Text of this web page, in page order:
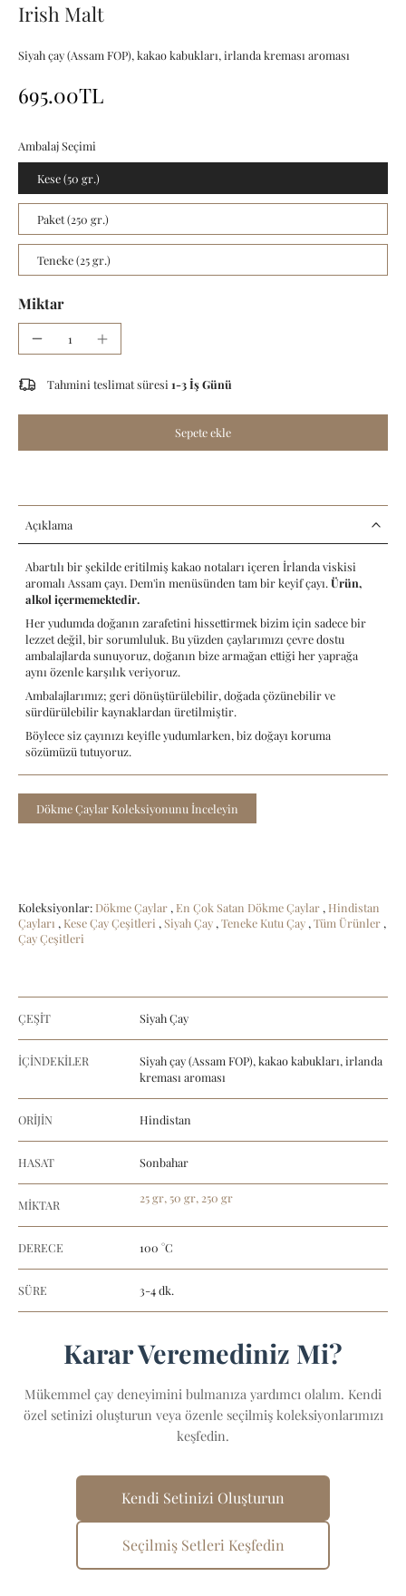
Irish Malt
Siyah çay (Assam FOP), kakao kabukları, irlanda kreması aroması
695.00TL
Ambalaj Seçimi
Kese (50 gr.)
Paket (250 gr.)
Teneke (25 gr.)
Miktar
Tahmini teslimat süresi 1-3 İş Günü
Sepete ekle
Açıklama
Abartılı bir şekilde eritilmiş kakao notaları içeren İrlanda viskisi
aromalı Assam çayı. Dem'in menüsünden tam bir keyif çayı. Ürün,
alkol içermemektedir.
Her yudumda doğanın zarafetini hissettirmek bizim için sadece bir
lezzet değil, bir sorumluluk. Bu yüzden çaylarımızı çevre dostu
ambalajlarda sunuyoruz, doğanın bize armağan ettiği her yaprağa
aynı özenle karşılık veriyoruz.
Ambalajlarımız; geri dönüştürülebilir, doğada çözünebilir ve
sürdürülebilir kaynaklardan üretilmiştir.
Böylece siz çayınızı keyifle yudumlarken, biz doğayı koruma
sözümüzü tutuyoruz.
Dökme Çaylar Koleksiyonunu İnceleyin
Koleksiyonlar: Dökme Çaylar , En Çok Satan Dökme Çaylar , Hindistan
Çayları , Kese Çay Çeşitleri , Siyah Çay , Teneke Kutu Çay , Tüm Ürünler ,
Çay Çeşitleri
ÇEŞİT Siyah Çay
İÇİNDEKİLER
Siyah çay (Assam FOP), kakao kabukları, irlanda
kreması aroması
ORİJİN Hindistan
HASAT Sonbahar
MİKTAR 25 gr, 50 gr, 250 gr
DERECE 100 °C
SÜRE 3-4 dk.
Karar Veremediniz Mi?
Mükemmel çay deneyimini bulmanıza yardımcı olalım. Kendi
özel setinizi oluşturun veya özenle seçilmiş koleksiyonlarımızı
keşfedin.
Kendi Setinizi Oluşturun
Seçilmiş Setleri Keşfedin